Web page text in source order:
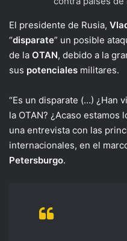
El presidente de Rusia,
“disparate” un posible
de la OTAN, debido a la
sus potenciales militares.
“Es un disparate (…) ¿Han
la OTAN? ¿Acaso estamos
una entrevista con las
internacionales, en el
Petersburgo.